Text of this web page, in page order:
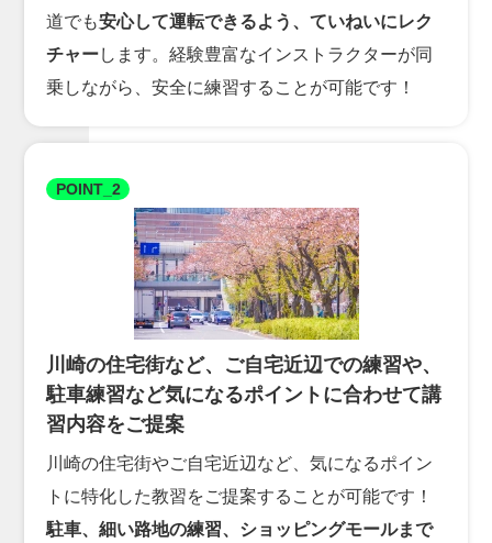
道でも安心して運転できるよう、ていねいにレク
チャーします。経験豊富なインストラクターが同
乗しながら、安全に練習することが可能です！
POINT_2
川崎の住宅街など、ご自宅近辺での練習や、
駐車練習など気になるポイントに合わせて講
習内容をご提案
川崎の住宅街やご自宅近辺など、気になるポイン
トに特化した教習をご提案することが可能です！
駐車、細い路地の練習、ショッピングモールまで